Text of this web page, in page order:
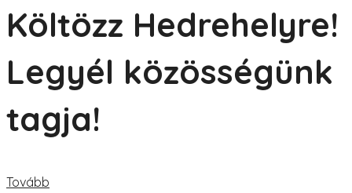
Költözz Hedrehelyre!
Legyél közösségünk
tagja!
Tovább